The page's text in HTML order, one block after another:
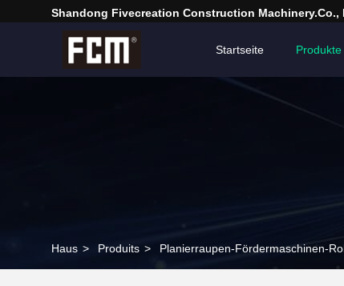
Shandong Fivecreation Construction Machinery.Co.,
Startseite Produkte
Haus > Produits > Planierraupen-Fördermaschinen-